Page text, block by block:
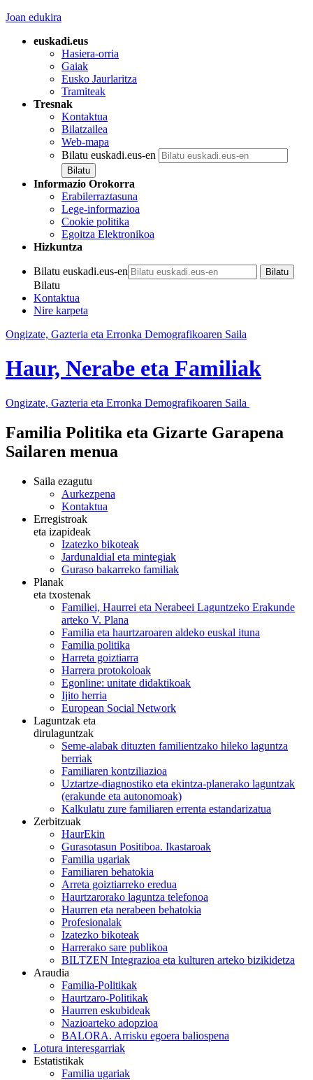
Joan edukira
euskadi.eus
Hasiera-orria
Gaiak
Eusko Jaurlaritza
Tramiteak
Tresnak
Kontaktua
Bilatzailea
Web-mapa
Bilatu euskadi.eus-en
Informazio Orokorra
Erabilerraztasuna
Lege-informazioa
Cookie politika
Egoitza Elektronikoa
Hizkuntza
Bilatu euskadi.eus-en
Bilatu
Kontaktua
Nire karpeta
Ongizate, Gazteria eta Erronka Demografikoaren Saila
Haur, Nerabe eta Familiak
Ongizate, Gazteria eta Erronka Demografikoaren Saila
Familia Politika eta Gizarte Garapena
Sailaren menua
Saila ezagutu
Aurkezpena
Kontaktua
Erregistroak
eta izapideak
Izatezko bikoteak
Jardunaldial eta mintegiak
Guraso bakarreko familiak
Planak
eta txostenak
Familiei, Haurrei eta Nerabeei Laguntzeko Erakunde
arteko V. Plana
Familia eta haurtzaroaren aldeko euskal ituna
Familia politika
Harreta goiztiarra
Harrera protokoloak
Egonline: unitate didaktikoak
Ijito herria
European Social Network
Laguntzak eta
dirulaguntzak
Seme-alabak dituzten familientzako hileko laguntza
berriak
Familiaren kontziliazioa
Uztartze-diagnostiko eta ekintza-planerako laguntzak
(erakunde eta autonomoak)
Kalkulatu zure familiaren errenta estandarizatua
Zerbitzuak
HaurEkin
Gurasotasun Positiboa. Ikastaroak
Familia ugariak
Familiaren behatokia
Arreta goiztiarreko eredua
Haurtzarorako laguntza telefonoa
Haurren eta nerabeen behatokia
Profesionalak
Izatezko bikoteak
Harrerako sare publikoa
BILTZEN Integrazioa eta kulturen arteko bizikidetza
Araudia
Familia-Politikak
Haurtzaro-Politikak
Haurren eskubideak
Nazioarteko adopzioa
BALORA. Arrisku egoera baliospena
Lotura interesgarriak
Estatistikak
Familia ugariak